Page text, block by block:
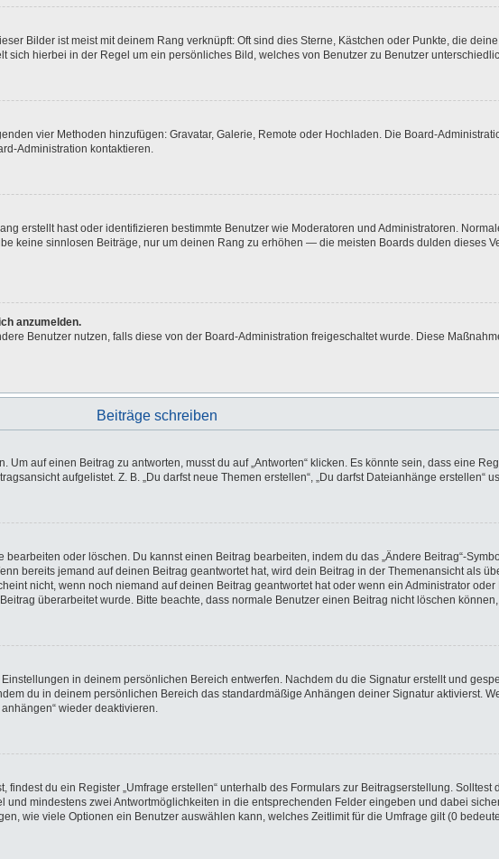
Bilder ist meist mit deinem Rang verknüpft: Oft sind dies Sterne, Kästchen oder Punkte, die
sich hierbei in der Regel um ein persönliches Bild, welches von Benutzer zu Benutzer
vier Methoden hinzufügen: Gravatar, Galerie, Remote oder Hochladen. Die Board-
Administration kontaktieren.
erstellt hast oder identifizieren bestimmte Benutzer wie Moderatoren und Administratoren.
keine sinnlosen Beiträge, nur um deinen Rang zu erhöhen — die meisten Boards dulden dieses
anzumelden.
Benutzer nutzen, falls diese von der Board-Administration freigeschaltet wurde. Diese
Beiträge schreiben
Um auf einen Beitrag zu antworten, musst du auf „Antworten“ klicken. Es könnte sein, dass eine
aufgelistet. Z. B. „Du darfst neue Themen erstellen“, „Du darfst Dateianhänge erstellen“
oder löschen. Du kannst einen Beitrag bearbeiten, indem du das „Ändere Beitrag“-
bereits jemand auf deinen Beitrag geantwortet hat, wird dein Beitrag in der Themenansicht als
nicht, wenn noch niemand auf deinen Beitrag geantwortet hat oder wenn ein Administrator
überarbeitet wurde. Bitte beachte, dass normale Benutzer einen Beitrag nicht löschen
in deinem persönlichen Bereich entwerfen. Nachdem du die Signatur erstellt und
du in deinem persönlichen Bereich das standardmäßige Anhängen deiner Signatur aktivierst.
wieder deaktivieren.
du ein Register „Umfrage erstellen“ unterhalb des Formulars zur Beitragserstellung.
mindestens zwei Antwortmöglichkeiten in die entsprechenden Felder eingeben und dabei
wie viele Optionen ein Benutzer auswählen kann, welches Zeitlimit für die Umfrage gilt (0